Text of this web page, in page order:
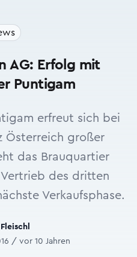
AG: Erfolg mit
Puntigam
erfreut sich bei
Österreich großer
das Brauquartier
des dritten
Verkaufsphase.
/ vor 10 Jahren